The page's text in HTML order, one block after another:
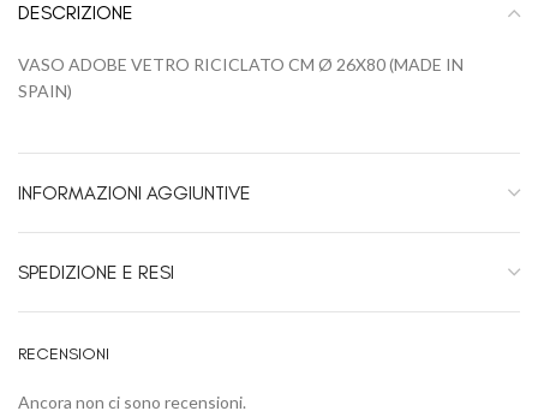
DESCRIZIONE
VASO ADOBE VETRO RICICLATO CM Ø 26X80 (MADE IN
SPAIN)
INFORMAZIONI AGGIUNTIVE
SPEDIZIONE E RESI
RECENSIONI
Ancora non ci sono recensioni.